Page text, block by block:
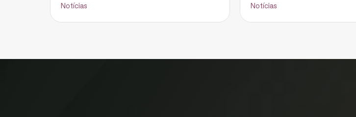
Notícias Notícias